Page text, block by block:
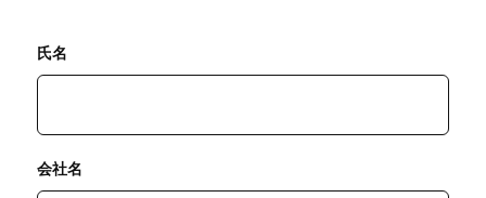
氏名
会社名